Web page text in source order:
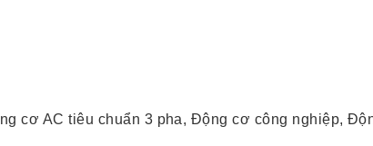
cơ AC tiêu chuẩn 3 pha, Động cơ công nghiệp,